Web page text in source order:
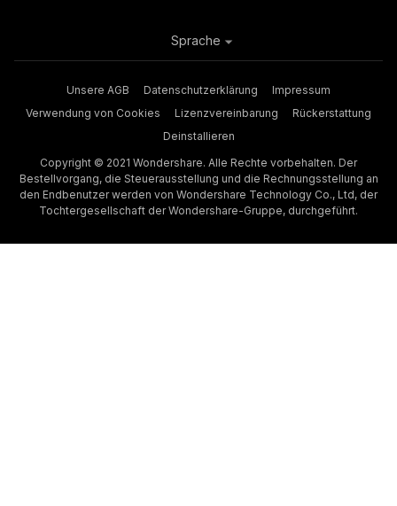
Unsere AGB Datenschutzerklärung
Impressum
Verwendung von Cookies
Lizenzvereinbarung
Rückerstattung
Deinstallieren
Copyright © 2021 Wondershare. Alle Rechte vorbehalten. Der
Bestellvorgang, die Steuerausstellung und die Rechnungsstellung an
den Endbenutzer werden von Wondershare Technology Co., Ltd, der
Tochtergesellschaft der Wondershare-Gruppe, durchgeführt.
Sprache